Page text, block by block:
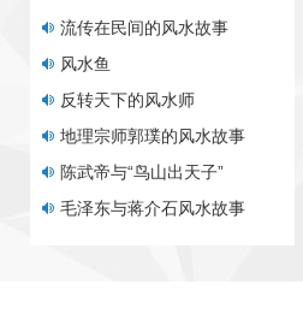
风水鱼
反转天下的风水师
地理宗师郭璞的风水故事
陈武帝与“鸟山出天子”
毛泽东与蒋介石风水故事
伍子胥是如何为苏州古城设